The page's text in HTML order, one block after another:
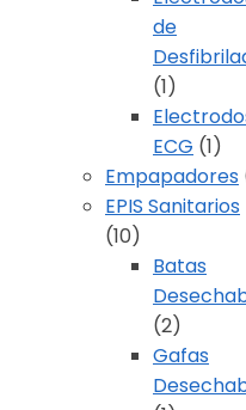
de
(1)
ECG (1)
Empapadores
EPIS Sanitarios
(10)
Batas
(2)
Gafas